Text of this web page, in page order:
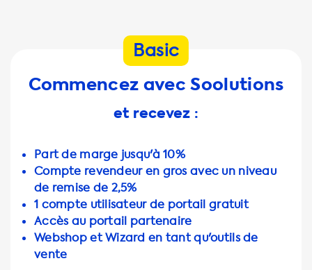
Basic
Commencez avec Soolutions
et recevez :
Part de marge jusqu'à 10%
Compte revendeur en gros avec un niveau
de remise de 2,5%
1 compte utilisateur de portail gratuit
Accès au portail partenaire
Webshop et Wizard en tant qu'outils de
vente